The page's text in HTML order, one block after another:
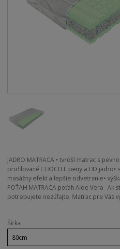
JADRO MATRACA • tvrdší matrac s
profilované ELIOCELL peny a HD
masážny efekt a lepšie odvetranie•
POŤAH MATRACA poťah Aloe Vera Ak
potrebujete nezúfajte. Matrac pre Vás
Šírka